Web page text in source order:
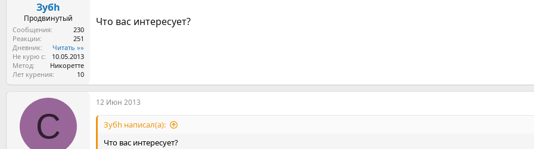
Зубh
Продвинутый
Сообщения
230
Реакции
251
Дневник
Читать »»
Не курю с
10.05.2013
Метод
Никоретте
Лет курения
10
Что вас интересует?
C
12 Июн 2013
Зубh написал(а):
Что вас интересует?